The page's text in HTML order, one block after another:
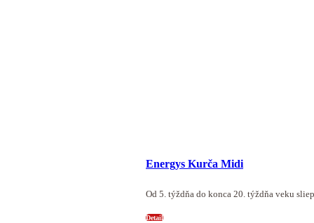
Energys Kurča Midi
Od 5. týždňa do konca 20. týždňa veku
Detail